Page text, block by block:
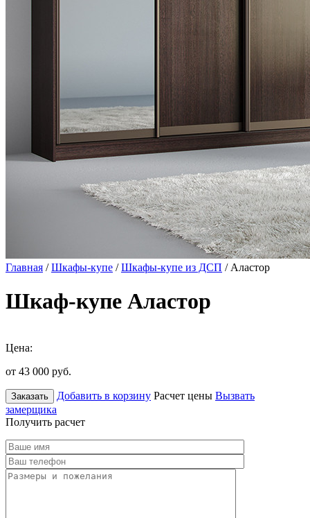
Главная /Шкафы-купе /Шкафы-купе из ДСП / Аластор
Шкаф-купе Аластор
Цена:
от 43 000 руб.
Заказать Добавить в корзину Расчет цены Вызвать
замерщика
Получить расчет